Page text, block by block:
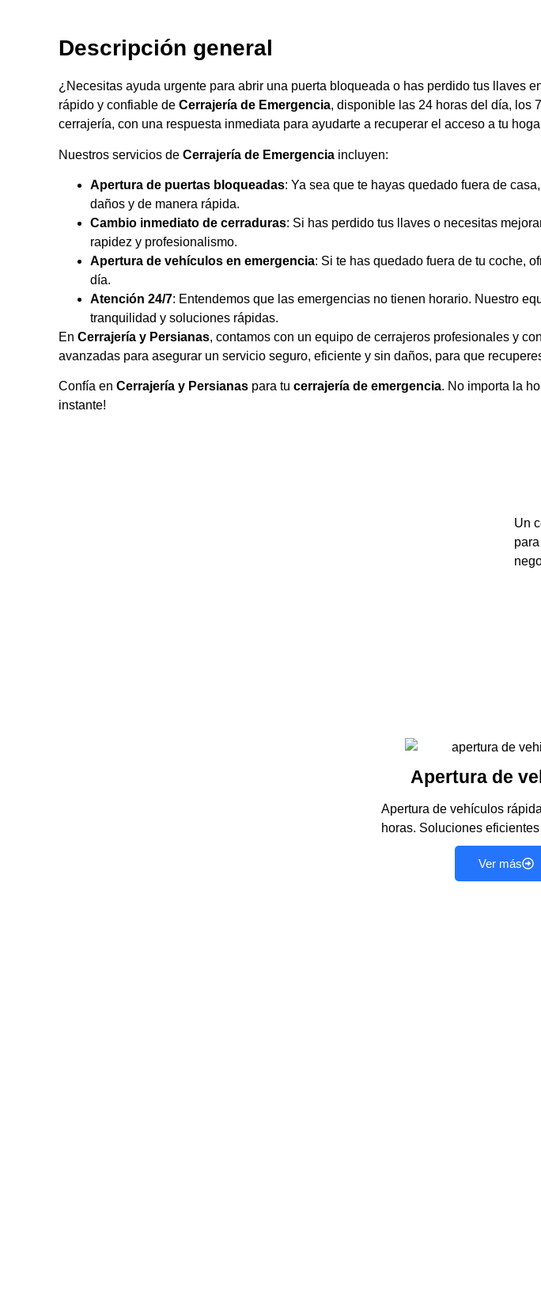
Descripción general
¿Necesitas ayuda urgente para abrir una puerta bloqueada o has perdido tus llaves
rápido y confiable de Cerrajería de Emergencia, disponible las 24 horas del día, los
cerrajería, con una respuesta inmediata para ayudarte a recuperar el acceso a tu
Nuestros servicios de Cerrajería de Emergencia incluyen:
Apertura de puertas bloqueadas: Ya sea que te hayas quedado fuera de
daños y de manera rápida.
Cambio inmediato de cerraduras: Si has perdido tus llaves o necesitas
rapidez y profesionalismo.
Apertura de vehículos en emergencia: Si te has quedado fuera de tu coche,
día.
Atención 24/7: Entendemos que las emergencias no tienen horario. Nuestro
tranquilidad y soluciones rápidas.
En Cerrajería y Persianas, contamos con un equipo de cerrajeros profesionales y
avanzadas para asegurar un servicio seguro, eficiente y sin daños, para que
Confía en Cerrajería y Persianas para tu cerrajería de emergencia. No importa la
instante!
Un
Apertura de
Apertura de vehículos
horas. Soluciones
Ver más